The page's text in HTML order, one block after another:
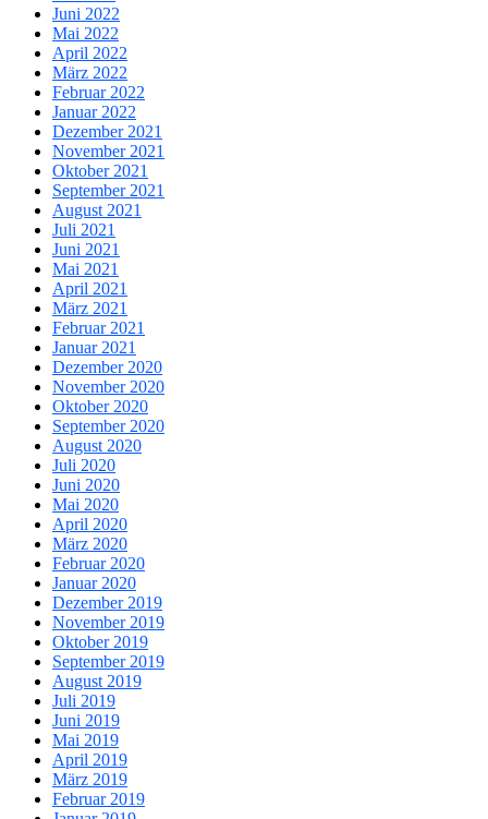
Juni 2022
Mai 2022
April 2022
März 2022
Februar 2022
Januar 2022
Dezember 2021
November 2021
Oktober 2021
September 2021
August 2021
Juli 2021
Juni 2021
Mai 2021
April 2021
März 2021
Februar 2021
Januar 2021
Dezember 2020
November 2020
Oktober 2020
September 2020
August 2020
Juli 2020
Juni 2020
Mai 2020
April 2020
März 2020
Februar 2020
Januar 2020
Dezember 2019
November 2019
Oktober 2019
September 2019
August 2019
Juli 2019
Juni 2019
Mai 2019
April 2019
März 2019
Februar 2019